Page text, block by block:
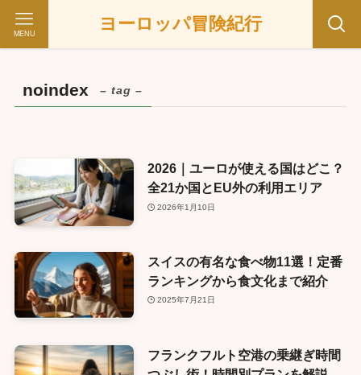
ヨーロッパ冒険紀行
MENU
noindex – tag –
2026｜ユーロが使える国はどこ？
全21か国とEU外の利用エリア
2026年1月10日
スイスの有名な食べ物11選！定番
ランキングから食文化まで紹介
2025年7月21日
フランクフルト空港の乗継ぎ時間